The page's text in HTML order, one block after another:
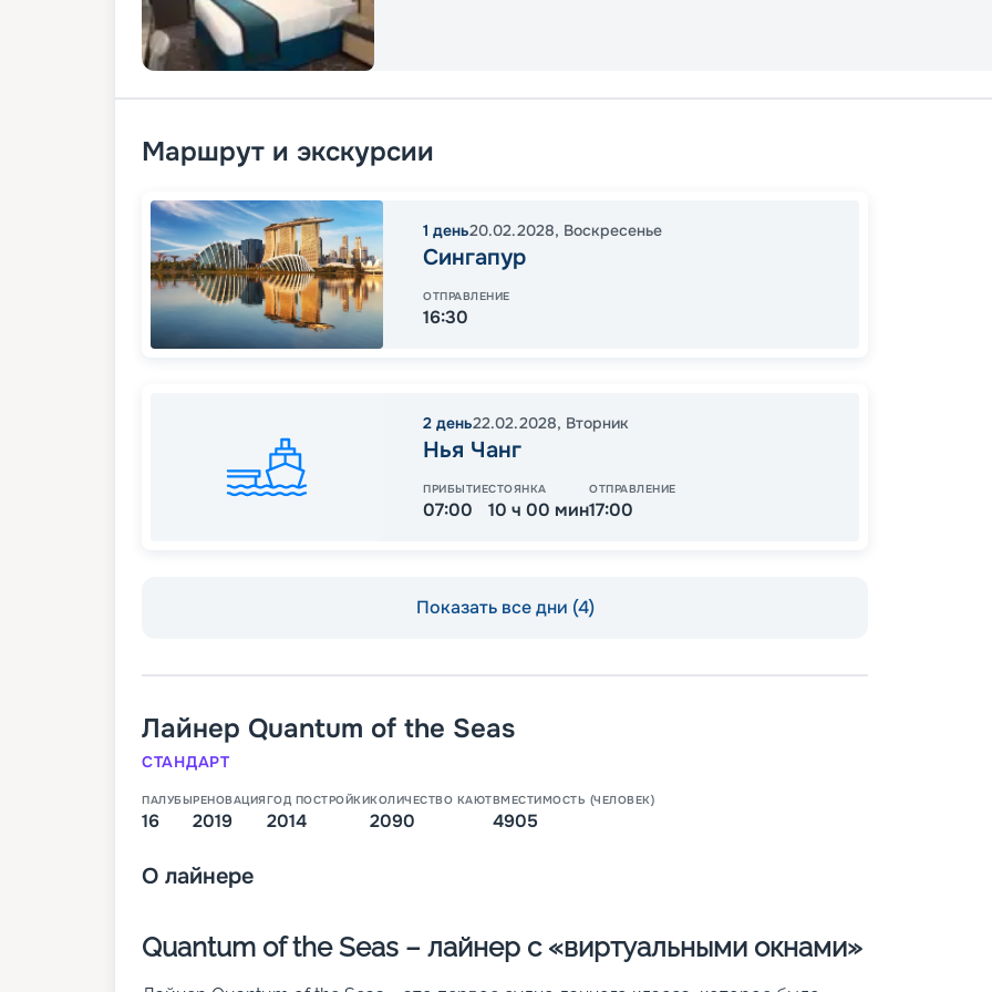
Маршрут и экскурсии
1 день20.02.2028, Воскресенье
Сингапур
ОТПРАВЛЕНИЕ
16:30
2 день22.02.2028, Вторник
Нья Чанг
ПРИБЫТИЕ
07:00
СТОЯНКА
10 ч 00 мин
ОТПРАВЛЕНИЕ
17:00
Показать все дни (4)
Лайнер Quantum of the Seas
СТАНДАРТ
ПАЛУБЫ
16
РЕНОВАЦИЯ
2019
ГОД ПОСТРОЙКИ
2014
КОЛИЧЕСТВО КАЮТ
2090
ВМЕСТИМОСТЬ (ЧЕЛОВЕК)
4905
О лайнере
Quantum of the Seas – лайнер с «виртуальными окнами»